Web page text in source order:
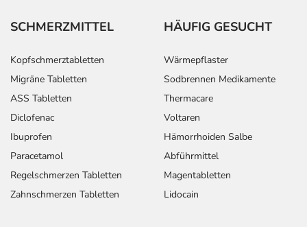
SCHMERZMITTEL
Kopfschmerztabletten
Migräne Tabletten
ASS Tabletten
Diclofenac
Ibuprofen
Paracetamol
Regelschmerzen Tabletten
Zahnschmerzen Tabletten
HÄUFIG GESUCHT
Wärmepflaster
Sodbrennen Medikamente
Thermacare
Voltaren
Hämorrhoiden Salbe
Abführmittel
Magentabletten
Lidocain